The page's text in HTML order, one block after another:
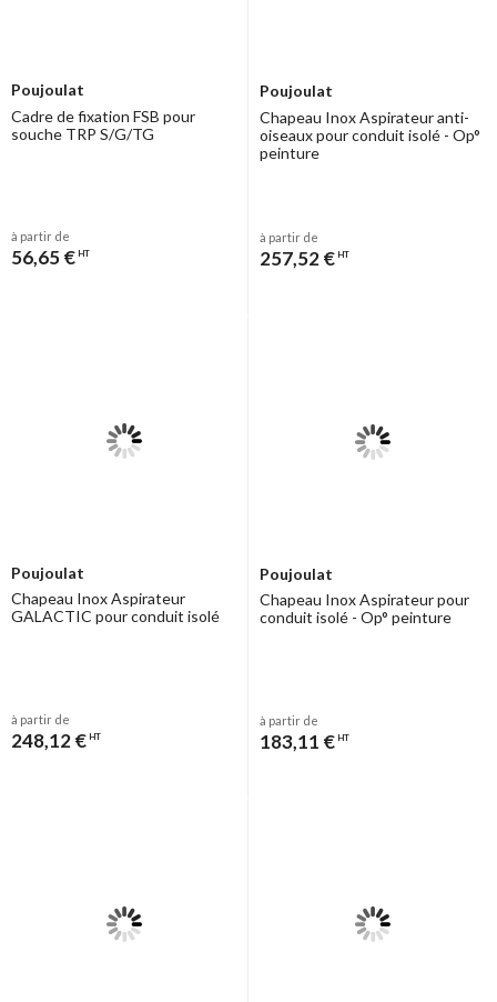
Poujoulat
Cadre de fixation FSB pour
souche TRP S/G/TG
à partir de
56,65 € HT
Poujoulat
Chapeau Inox Aspirateur anti-
oiseaux pour conduit isolé - Op°
peinture
à partir de
257,52 € HT
Poujoulat
Chapeau Inox Aspirateur
GALACTIC pour conduit isolé
à partir de
248,12 € HT
Poujoulat
Chapeau Inox Aspirateur pour
conduit isolé - Op° peinture
à partir de
183,11 € HT